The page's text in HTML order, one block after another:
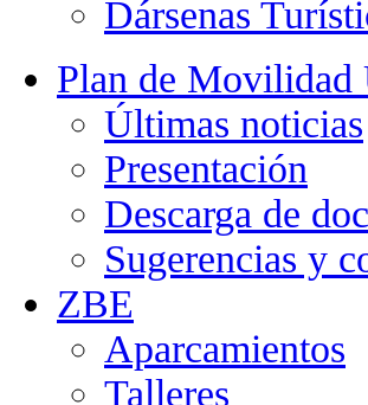
Dársenas
Plan de Movilidad
Últimas noticias
Presentación
Descarga de
Sugerencias y
ZBE
Aparcamientos
Talleres